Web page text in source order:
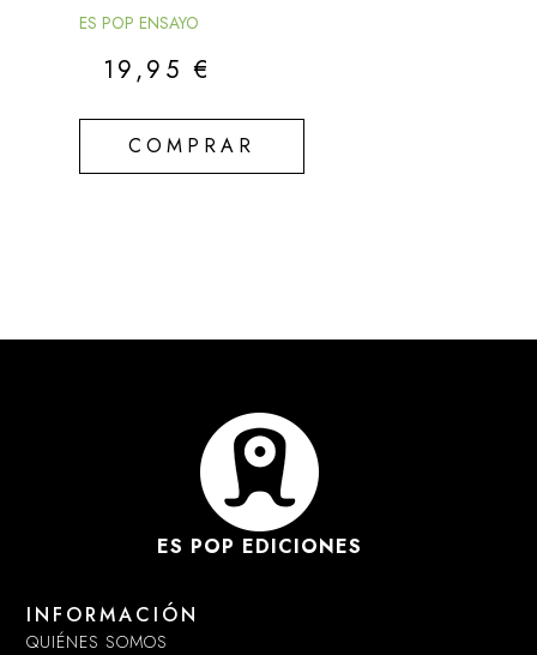
ES POP ENSAYO
19,95€
COMPRAR
ES POP EDICIONES
INFORMACIÓN
QUIÉNES SOMOS